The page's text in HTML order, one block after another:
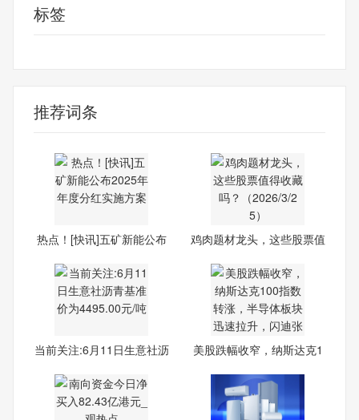
标签
推荐词条
热点！[快讯]五矿新能公布
鸡肉题材龙头，这些股票值
当前关注:6月11日生意社沥
美股跌幅收窄，纳斯达克1